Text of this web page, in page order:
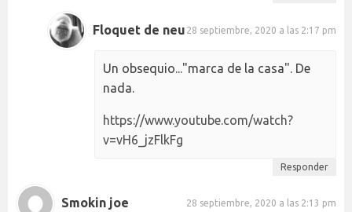
Floquet de neu 28 septiembre, 2020 a las 2:17 pm
Un obsequio..."marca de la casa". De
nada.
https://www.youtube.com/watch?
v=vH6_jzFlkFg
Responder
Smokin joe 28 septiembre, 2020 a las 2:13 pm